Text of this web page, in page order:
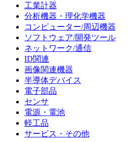
工業計器
分析機器・理化学機器
コンピューター/周辺機器
ソフトウェア/開発ツール
ネットワーク/通信
ID関連
画像関連機器
半導体デバイス
電子部品
センサ
電源・電池
軽工品
サービス・その他